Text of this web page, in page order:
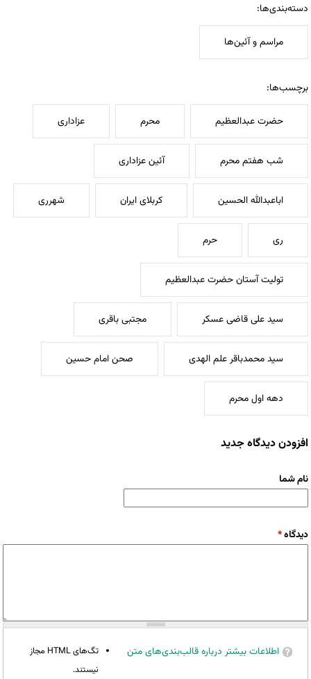
دسته‌بندی‌ها:
مراسم و آئین‌ها
برچسب‌ها:
حضرت عبدالعظیم محرم عزاداری
شب هفتم محرم آئین عزاداری
اباعبدالله الحسین کربلای ایران شهرری
ری حرم
تولیت آستان حضرت عبدالعظیم
سید علی قاضی عسکر مجتبی باقری
سید محمدباقر علم الهدی صحن امام حسین
دهه اول محرم
افزودن دیدگاه جدید
نام شما
دیدگاه*
اطلاعات بیشتر درباره قالب‌بندی‌های متن
تگ‌های HTML مجاز
نیستند.